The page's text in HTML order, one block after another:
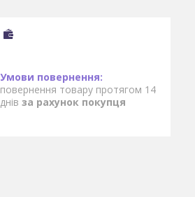
повернення товару протягом 14
днів за рахунок покупця